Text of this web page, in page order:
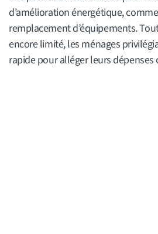
d’amélioration énergétique,
remplacement d’équipements.
encore limité, les ménages
rapide pour alléger leurs dépenses